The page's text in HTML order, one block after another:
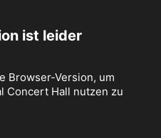
ist leider
Browser-Version, um
Concert Hall nutzen zu